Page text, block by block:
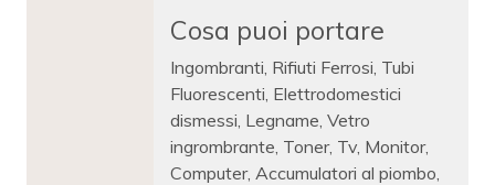
Cosa puoi portare
Ingombranti, Rifiuti Ferrosi, Tubi
Fluorescenti, Elettrodomestici
dismessi, Legname, Vetro
ingrombrante, Toner, Tv, Monitor,
Computer, Accumulatori al piombo,